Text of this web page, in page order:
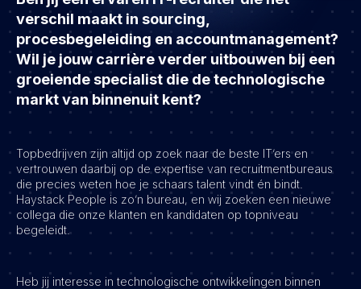
Development
Engineering & leadership
Executive search
Marketing
Product
Sales
Specialistische techrollen
Support
Operations & HR
Inzichten
verschil maakt in sourcing,
procesbegeleiding en accountmanagement?
Wil je jouw carrière verder uitbouwen bij een
groeiende specialist die de technologische
markt van binnenuit kent?
Topbedrijven zijn altijd op zoek naar de beste IT’ers en
vertrouwen daarbij op de expertise van recruitmentbureaus
die precies weten hoe je schaars talent vindt én bindt.
Haystack People is zo’n bureau, en wij zoeken een nieuwe
collega die onze klanten en kandidaten op topniveau
begeleidt.
Heb jij interesse in technologische ontwikkelingen binnen